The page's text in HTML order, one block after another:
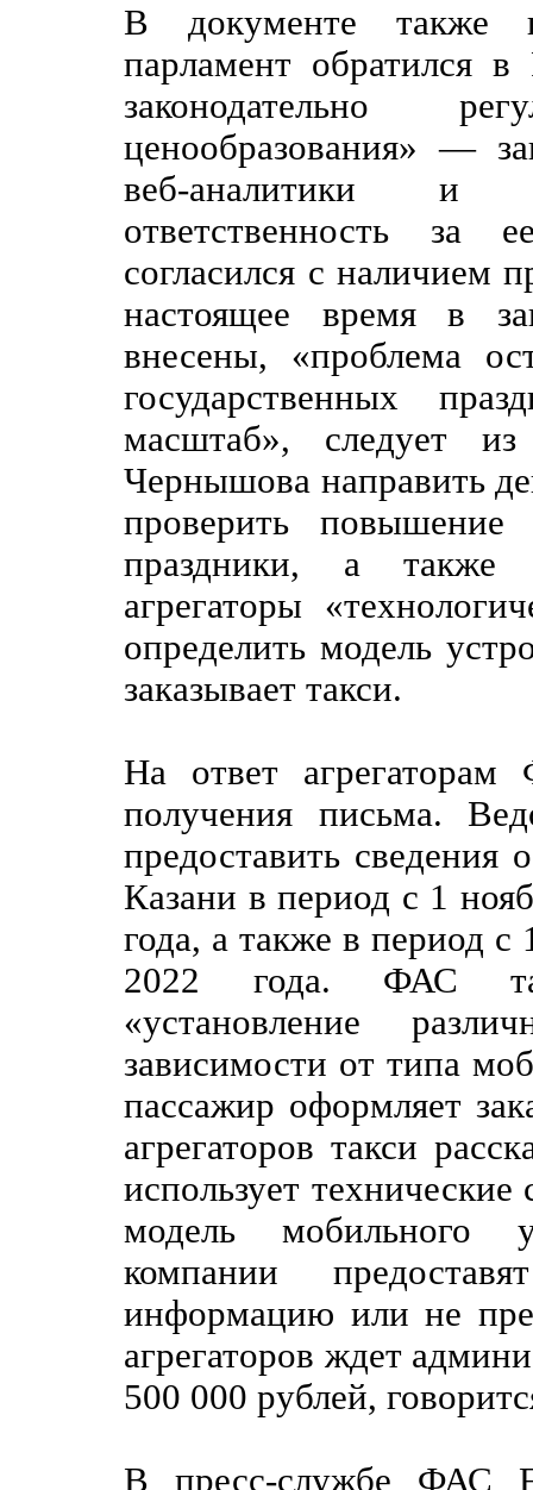
В документе также
парламент обратился
законодательно
ценообразования» —
веб-аналитики и
ответственность за
согласился с наличием
настоящее время в
внесены, «проблема
государственных
масштаб», следует
Чернышова направить
проверить
праздники, а также
агрегаторы
определить модель
заказывает такси.
На ответ
получения письма.
предоставить сведения
Казани в период с 1
года, а также в период с
2022 года. ФАС
«установление
зависимости от типа
пассажир оформляет
агрегаторов такси
использует технические
модель мобильного
компании
информацию или не
агрегаторов ждет
500 000 рублей,
В пресс-службе ФАС